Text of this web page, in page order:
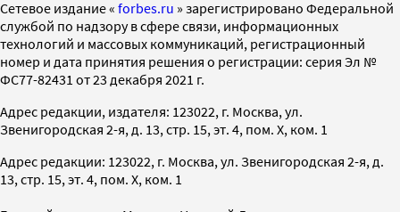
Cетевое издание « forbes.ru » зарегистрировано Федеральной
службой по надзору в сфере связи, информационных
технологий и массовых коммуникаций, регистрационный
номер и дата принятия решения о регистрации: серия Эл №
ФС77-82431 от 23 декабря 2021 г.
Адрес редакции, издателя: 123022, г. Москва, ул.
Звенигородская 2-я, д. 13, стр. 15, эт. 4, пом. X, ком. 1
Адрес редакции: 123022, г. Москва, ул. Звенигородская 2-я, д.
13, стр. 15, эт. 4, пом. X, ком. 1